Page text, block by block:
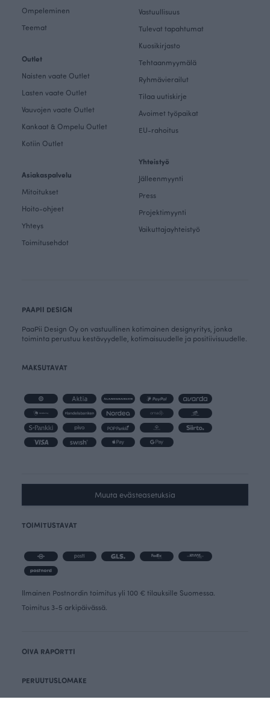
Ompeleminen
Teemat
Outlet
Naisten vaate Outlet
Lasten vaate Outlet
Vauvojen vaate Outlet
Kankaat & Ompelu Outlet
Kotiin Outlet
Asiakaspalvelu
Mitoitukset
Hoito-ohjeet
Yhteys
Toimitusehdot
Vastuullisuus
Tulevat tapahtumat
Kuosikirjasto
Tehtaanmyymälä
Ryhmävierailut
Tilaa uutiskirje
Avoimet työpaikat
EU-rahoitus
Yhteistyö
Jälleenmyynti
Press
Projektimyynti
Vaikuttajayhteistyö
PAAPII DESIGN
PaaPii Design Oy on vastuullinen kotimainen designyritys, jonka
toiminta perustuu kestävyydelle, kotimaisuudelle ja positiivisuudelle.
MAKSUTAVAT
Muuta evästeasetuksia
TOIMITUSTAVAT
Ilmainen Postnordin toimitus yli 100 € tilauksille Suomessa.
Toimitus 3-5 arkipäivässä.
OIVA RAPORTTI
PERUUTUSLOMAKE